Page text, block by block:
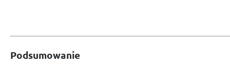
Podsumowanie